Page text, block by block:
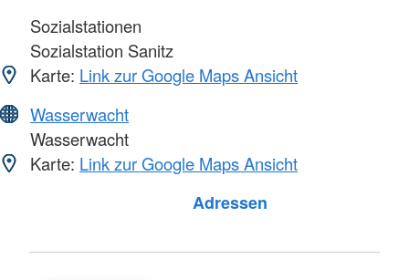
Sozialstationen
Sozialstation Sanitz
Karte: Link zur Google Maps Ansicht
Wasserwacht
Wasserwacht
Karte: Link zur Google Maps Ansicht
Adressen